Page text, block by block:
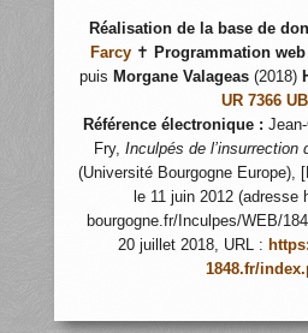
Réalisation de la base de
Farcy ✝ Programmation web
puis Morgane Valageas (2018)
UR 7366
Référence électronique :
Fry, Inculpés de l’insurrection
(Université Bourgogne Europe),
le 11 juin 2012 (adresse
bourgogne.fr/Inculpes/WEB/
20 juillet 2018, URL :
1848.fr/